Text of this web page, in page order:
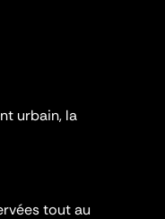
urbain, la
tout au